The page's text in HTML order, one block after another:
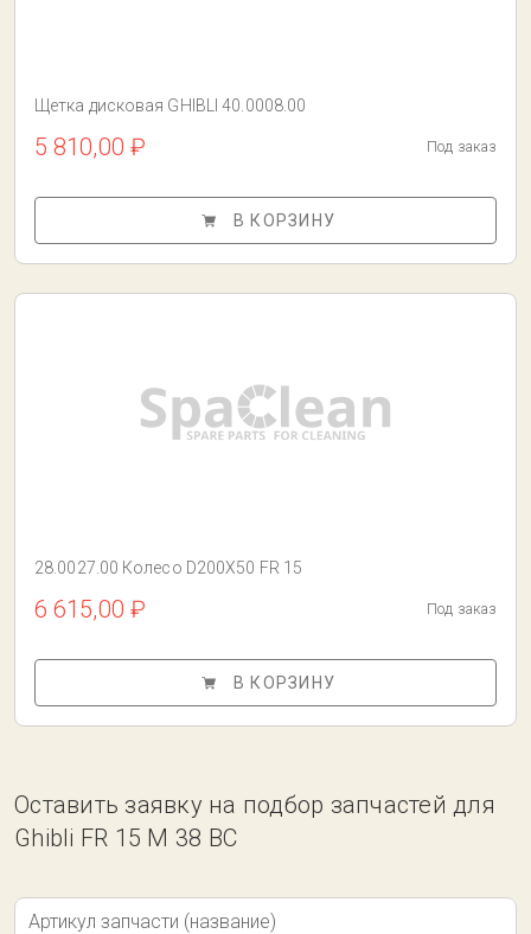
Щетка дисковая GHIBLI 40.0008.00
5 810,00 ₽ Под заказ
В КОРЗИНУ
28.0027.00 Колесо D200X50 FR 15
6 615,00 ₽ Под заказ
В КОРЗИНУ
Оставить заявку на подбор запчастей для
Ghibli FR 15 M 38 BC
Артикул запчасти (название)